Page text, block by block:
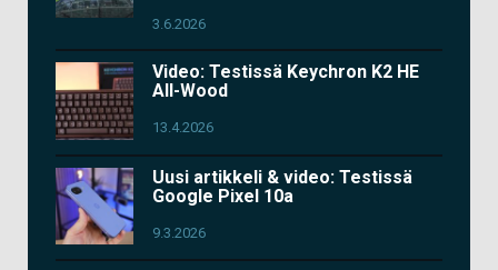
3.6.2026
Video: Testissä Keychron K2 HE
All-Wood
13.4.2026
Uusi artikkeli & video: Testissä
Google Pixel 10a
9.3.2026